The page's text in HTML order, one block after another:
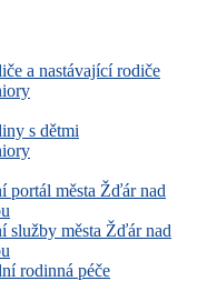
a nastávající rodiče
s dětmi
portál města Žďár nad
služby města Žďár nad
rodinná péče